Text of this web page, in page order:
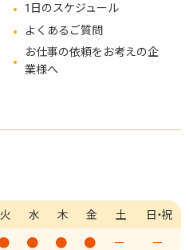
1日のスケジュール
よくあるご質問
お仕事の依頼をお考えの企
業様へ
火 水 木 金 土 日・祝
ー ー